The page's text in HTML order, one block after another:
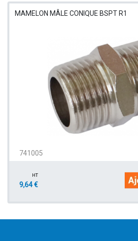
MAMELON MÂLE CONIQUE BSPT R1
741005
HT
9,64 €